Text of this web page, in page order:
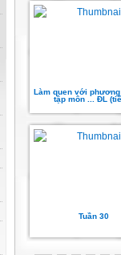
Làm quen với
tập môn ... ĐL
Tuần 30